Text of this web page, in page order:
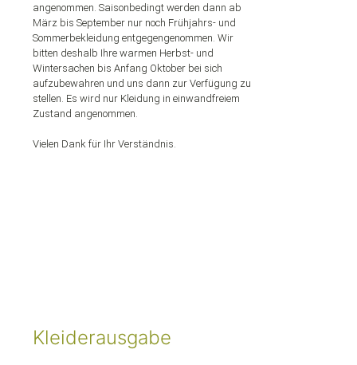
angenommen. Saisonbedingt werden dann ab
März bis September nur noch Frühjahrs- und
Sommerbekleidung entgegengenommen. Wir
bitten deshalb Ihre warmen Herbst- und
Wintersachen bis Anfang Oktober bei sich
aufzubewahren und uns dann zur Verfügung zu
stellen. Es wird nur Kleidung in einwandfreiem
Zustand angenommen.
Vielen Dank für Ihr Verständnis.
Kleiderausgabe